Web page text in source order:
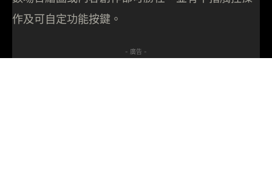
作及可自定功能按鍵。
- 廣告 -